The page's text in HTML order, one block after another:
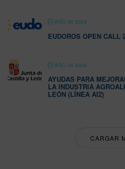
AGO 06 2026
EUDOROS OPEN CALL
AGO 06 2026
AYUDAS PARA
LA INDUSTRIA
LEÓN (LÍNEA AI2)
CARGAR